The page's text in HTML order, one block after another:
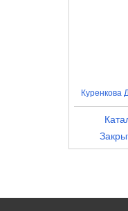
Куренкова